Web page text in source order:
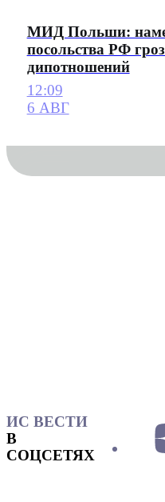
МИД Польши:
посольства РФ
дипотношений
12:09
6 АВГ
ИС ВЕСТИ
В
СОЦСЕТЯХ